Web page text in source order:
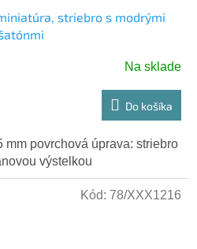
striebro s modrými
Na sklade
Do košíka
mm povrchová úprava: striebro
výstelkou
Kód: 78/XXX1216